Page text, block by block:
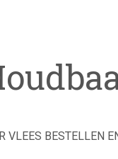
VLEES BESTELLEN